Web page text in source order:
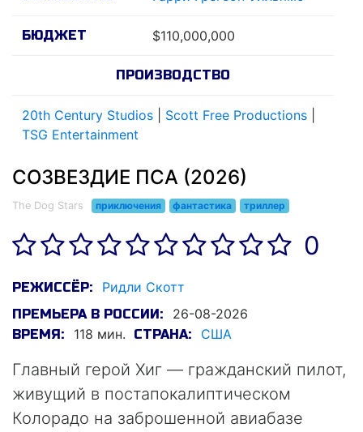
БЮДЖЕТ $110,000,000
ПРОИЗВОДСТВО
20th Century Studios Scott Free Productions
TSG Entertainment
СОЗВЕЗДИЕ ПСА (2026)
The Dog Stars приключения фантастика триллер
0
РЕЖИССЁР: Ридли Скотт
ПРЕМЬЕРА В РОССИИ: 26-08-2026
ВРЕМЯ: 118 мин. СТРАНА: США
Главный герой Хиг — гражданский пилот,
живущий в постапокалиптическом
Колорадо на заброшенной авиабазе